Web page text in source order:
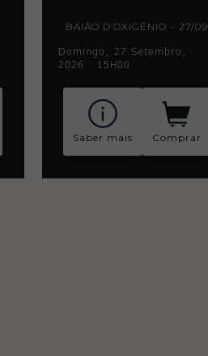
BAIÃO D’OXIGÉNIO – 27/09
Domingo, 27 Setembro,
2026
15H00
Saber mais Comprar